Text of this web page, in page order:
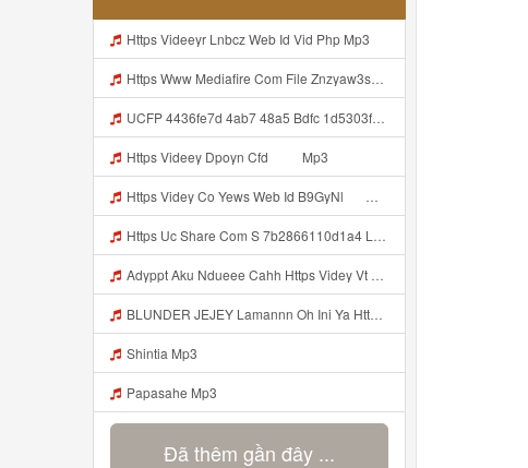
Https Videeyr Lnbcz Web Id Vid Php Mp3
Https Www Mediafire Com File Znzyaw3s9pf4ijb AimLock Mode 25F0 259F 2591 2591 Www Mediafire Com File Znzyaw3s9pf4ijb AimLock Mode 25F0 259F 2591 2591 Zip ᅠ ᅠ ᅠ ᅠ ᅠ ᅠ ᅠ ᅠ ᅠ ᅠ ᅠ ᅠ ᅠ ᅠ ᅠ ᅠ ᅠ ᅠᅠ ᅠ ᅠ ᅠ ᅠ ᅠ ᅠ ᅠ ᅠ ᅠ ᅠ ᅠ ᅠ ᅠ ᅠ ᅠ ᅠ ᅠ ᅠ ᅠ ᅠ ᅠ ᅠ ᅠ ᅠ ᅠ ᅠ ᅠ ᅠ ᅠ ᅠ ᅠ ᅠ Mp3
UCFP 4436fe7d 4ab7 48a5 Bdfc 1d5303f09291 1786027273856 Mp3
Https Videey Dpoyn Cfd ᅠ ᅠ Mp3
Https Videy Co Yews Web Id B9GyNl ᅟᅟᅟᅟᅟᅟᅟᅟᅟᅟᅟᅟᅟᅟᅟᅟᅟᅟᅟᅟᅟᅟᅟᅟᅟᅟᅟᅟᅟᅟᅟᅟ ᅠ ᅠ ᅠ ᅠ ᅠ ᅠ ᅠ ᅠ ᅠ ᅠ ᅠ ᅠ ᅠ ᅠ ᅠ ᅠ ᅠ ᅠ ᅠ ᅠ ᅠ ᅠ ᅠ ᅠ ᅠ ᅠ ᅠ ᅠ ᅠ ᅠ ᅠ ᅠ ᅟᅟᅟᅟᅟᅟᅟᅟᅟᅟᅟᅟᅟᅟᅟᅟᅟᅟᅟᅟᅟᅟᅟᅟᅟᅟᅟᅟᅟᅟᅟᅟ ᅠ ᅠ ᅠ ᅠ ᅠ ᅠ ᅠ ᅠ ᅠ ᅠ ᅠ ᅠ ᅠ ᅠ ᅠ ᅠ ᅠ ᅠ ᅠ ᅠ ᅠ ᅠ ᅠ ᅠ ᅠ ᅠ ᅠ ᅠ ᅠ ᅠ ᅠ Mp3
Https Uc Share Com S 7b2866110d1a4 La Idhttps Uc Share Comhttps Uc Share Com S 7b2866110d1a4 La Id S 7b2866110d1a4 La Id Mp3
Adyppt Aku Ndueee Cahh Https Videy Vt My Id ZGcZF ᅟᅟᅟᅟᅟᅟᅟᅟᅟᅟᅟᅟᅟᅟᅟᅟᅟᅟᅟᅟᅟᅟᅟᅟᅟᅟᅟᅟᅟᅟᅟᅟ ᅠ ᅠ ᅠ ᅠ ᅠ ᅠ ᅠ ᅠ ᅠ ᅠ ᅠ ᅠ ᅠ ᅠ ᅠ OKk ᅠ ᅠ ᅠ ᅠ ᅠ ᅠ ᅠ ᅠ ᅠ ᅠ ᅠ ᅠ ᅠ ᅠ ᅠ ᅠ ᅠ Mp3
BLUNDER JEJEY Lamannn Oh Ini Ya Https Videyfk Lvonya Web Id ᅟᅟᅟᅟᅟᅟᅟᅟᅟᅟᅟᅟᅟᅟᅟᅟᅟᅟᅟᅟᅟᅟᅟᅟᅟᅟᅟᅟᅟᅟᅟᅟ ᅠ ᅠ ᅠ ᅠ ᅠ ᅠ ᅠ ᅠ ᅠ ᅠ ᅠ ᅠ ᅠ ᅠ ᅠ ᅠ ᅠ ᅠ ᅠ ᅠ ᅠ ᅠ ᅠ ᅠ ᅠ ᅠ ᅠ ᅠ ᅠ ᅠ ᅠ Mp3
Shintia Mp3
Papasahe Mp3
Đã thêm gần đây ...